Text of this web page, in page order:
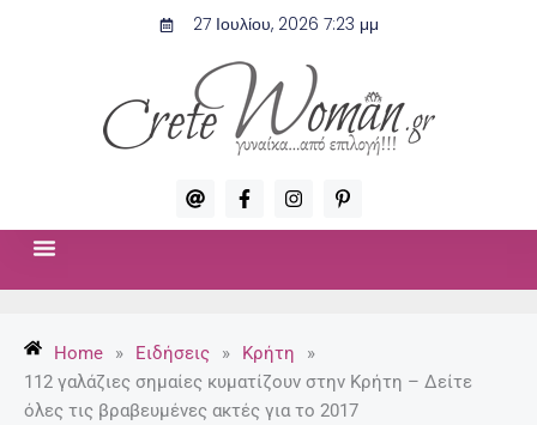
27 Ιουλίου, 2026 7:23 μμ
A
t
F
a
c
-
f
I
n
s
P
i
n
p
Home » Ειδήσεις » Κρήτη
»
112 γαλάζιες σημαίες κυματίζουν στην Κρήτη – Δείτε
όλες τις βραβευμένες ακτές για το 2017